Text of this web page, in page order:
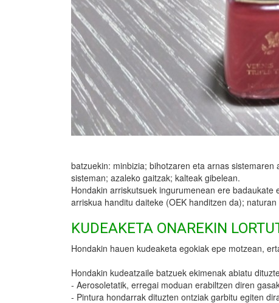
batzuekin: minbizia; bihotzaren eta arnas
sisteman; azaleko gaitzak; kalteak gibelean.
Hondakin arriskutsuek ingurumenean ere
arriskua handitu daiteke (OEK handitzen da);
KUDEAKETA ONAREKIN
Hondakin hauen kudeaketa egokiak epe motzean,
Hondakin kudeatzaile batzuek ekimenak abiatu
- Aerosoletatik, erregai moduan erabiltzen diren
- Pintura hondarrak dituzten ontziak garbitu egiten